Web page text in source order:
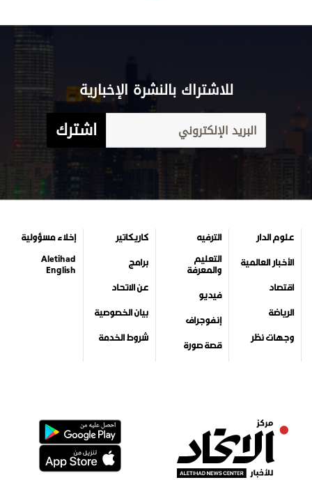
للاشتراك بالنشرة الإخبارية
اشترك
علوم الدار
الأخبار العالمية
اقتصاد
الرياضة
وجهات نظر
الترفيه
التعليم
والمعرفة
فيديو
إنفوجراف
قصة صورة
كاريكاتير
برامج
عن الاتحاد
بيان الخصوصية
شروط الخدمة
إخلاء مسؤولية
Aletihad
English